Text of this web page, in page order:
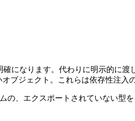
になります。代わりに明示的に渡
ブジェクト。これらは依存性注入
、エクスポートされていない型を